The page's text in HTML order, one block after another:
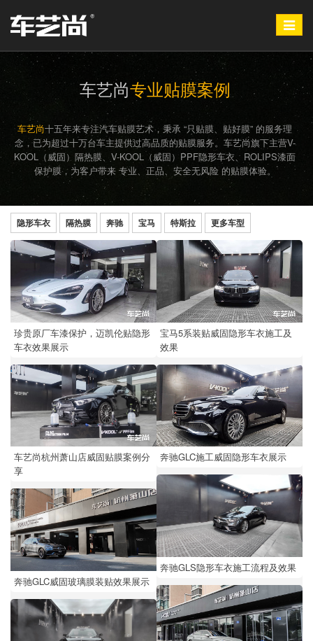
Toggle
车艺尚专业贴膜案例
车艺尚十五年来专注汽车贴膜艺术，秉承 “只贴膜、贴好膜” 的服务理
念，已为超过十万台车主提供过高品质的贴膜服务。车艺尚旗下主营V-
KOOL（威固）隔热膜、V-KOOL（威固）PPF隐形车衣、ROLIPS漆面
保护膜，为客户带来 专业、正品、安全无风险 的贴膜体验。
隐形车衣 隔热膜 奔驰 宝马 特斯拉 更多车型
珍贵原厂车漆保护，迈凯伦贴隐形
车衣效果展示
车艺尚杭州萧山店威固贴膜案例分
享
奔驰GLC威固玻璃膜装贴效果展示
宝马5系装贴威固隐形车衣施工及
效果
奔驰GLC施工威固隐形车衣展示
奔驰GLS隐形车衣施工流程及效果